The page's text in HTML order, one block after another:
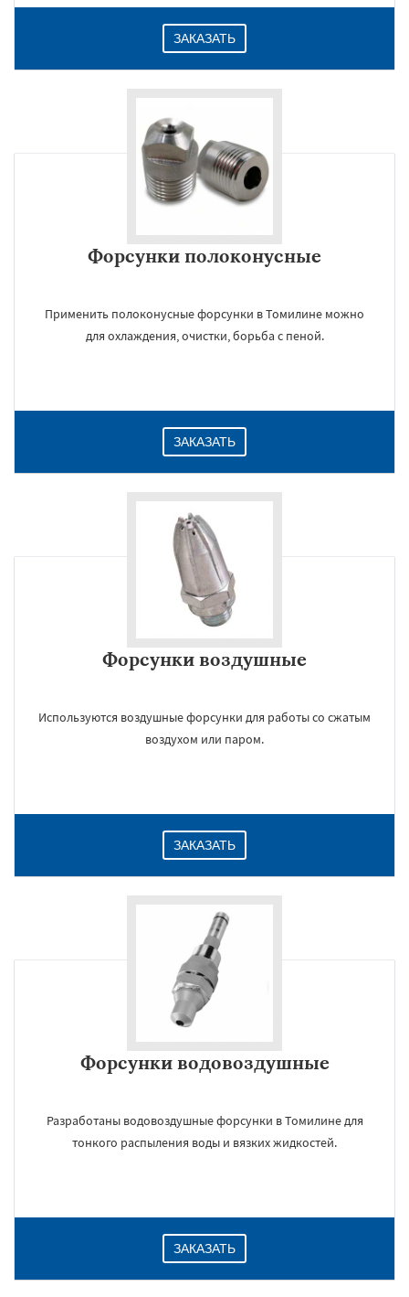
ЗАКАЗАТЬ
Форсунки полоконусные
Применить полоконусные форсунки в Томилине можно
для охлаждения, очистки, борьба с пеной.
ЗАКАЗАТЬ
Форсунки воздушные
Используются воздушные форсунки для работы со сжатым
воздухом или паром.
ЗАКАЗАТЬ
Форсунки водовоздушные
Разработаны водовоздушные форсунки в Томилине для
тонкого распыления воды и вязких жидкостей.
ЗАКАЗАТЬ
Даю согласие на обработку персональных данных